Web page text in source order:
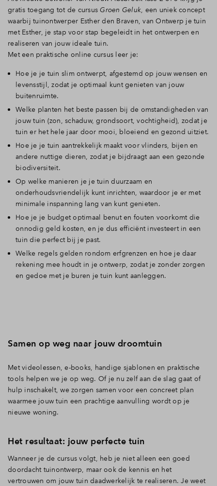
gratis toegang tot de cursusGroen Geluk, een uniek concept
waarbij tuinontwerper Esther den Braven, van Ontwerp je tuin
met Esther, je stap voor stap begeleidt in het ontwerpen en
realiseren van jouw ideale tuin.
Met een praktische online cursus leer je:
Hoe je je tuin slim ontwerpt, afgestemd op jouw wensen en
levensstijl, zodat je optimaal kunt genieten van jouw
buitenruimte.
Welke planten het beste passen bij de omstandigheden van
jouw tuin (zon, schaduw, grondsoort, vochtigheid), zodat je
tuin er het hele jaar door mooi, bloeiend en gezond uitziet.
Hoe je je tuin aantrekkelijk maakt voor vlinders, bijen en
andere nuttige dieren, zodat je bijdraagt aan een gezonde
biodiversiteit.
Op welke manieren je je tuin duurzaam en
onderhoudsvriendelijk kunt inrichten, waardoor je er met
minimale inspanning lang van kunt genieten.
Hoe je je budget optimaal benut en fouten voorkomt die
onnodig geld kosten, en je dus efficiënt investeert in een
tuin die perfect bij je past.
Welke regels gelden rondom erfgrenzen en hoe je daar
rekening mee houdt in je ontwerp, zodat je zonder zorgen
en gedoe met je buren je tuin kunt aanleggen.
Samen op weg naar jouw droomtuin
Met videolessen, e-books, handige sjablonen en praktische
tools helpen we je op weg. Of je nu zelf aan de slag gaat of
hulp inschakelt, we zorgen samen voor een concreet plan
waarmee jouw tuin een prachtige aanvulling wordt op je
nieuwe woning.
Het resultaat: jouw perfecte tuin
Wanneer je de cursus volgt, heb je niet alleen een goed
doordacht tuinontwerp, maar ook de kennis en het
vertrouwen om jouw tuin daadwerkelijk te realiseren. Je weet